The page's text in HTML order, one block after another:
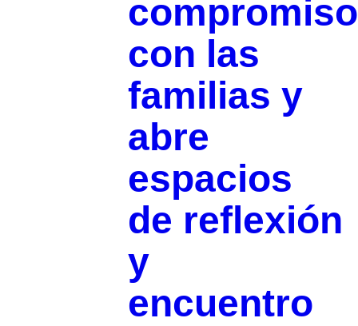
compromiso
con las
familias y
abre
espacios
de reflexión
y
encuentro